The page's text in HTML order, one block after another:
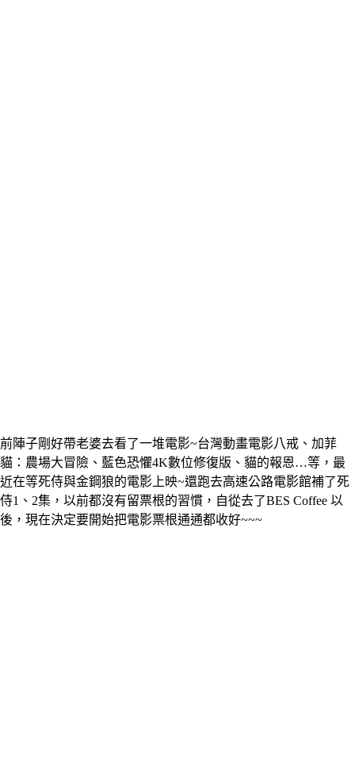
前陣子剛好帶老婆去看了一堆電影~台灣動畫電影八戒、加菲
貓：農場大冒險、藍色恐懼4K數位修復版、貓的報恩…等，最
近在等死侍與金鋼狼的電影上映~還跑去高速公路電影館補了死
侍1、2集，以前都沒有留票根的習慣，自從去了BES Coffee 以
後，現在決定要開始把電影票根通通都收好~~~